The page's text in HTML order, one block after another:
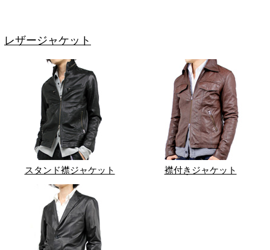
レザージャケット
スタンド襟ジャケット 襟付きジャケット